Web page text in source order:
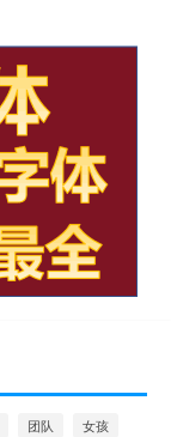
团队 女孩